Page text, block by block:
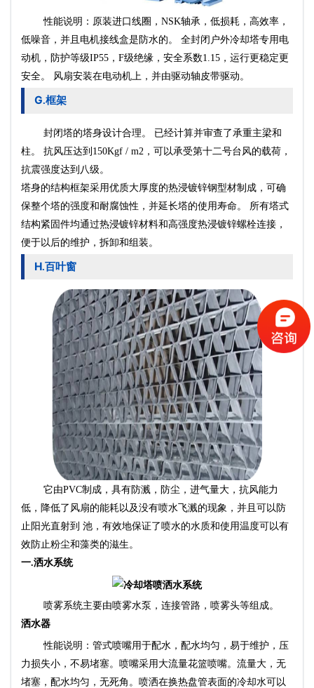
性能说明：原装进口线圈，NSK轴承，低损耗，高效率，
低噪音，并且电机接线盒是防水的。 全封闭户外冷却塔专用 电
动机 ，防护等级IP55，F级绝缘，安全系数1.15，运行更稳定更
安全。 风扇安装在电动机上，并由驱动轴皮带驱动。
G.框架
封闭塔的塔身设计合理。 已经计算并审查了承重主梁和
柱。 抗风压达到150Kgf / m2，可以承受第十二号台风的载荷，
抗震强度达到八级。
塔身的结构框架采用优质大厚度的热浸镀锌钢型材制成，可确
保整个塔的强度和耐腐蚀性，并延长塔的使用寿命。 所有塔式
结构紧固件均通过热浸镀锌材料和高强度热浸镀锌螺栓连接，
便于以后的维护，拆卸和组装。
H.百叶窗
它由PVC制成，具有防溅，防尘，进气量大，抗风能力
低，降低了风扇的能耗以及没有喷水飞溅的现象，并且可以防
止阳光直射到 池，有效地保证了喷水的水质和使用温度可以有
效防止粉尘和藻类的滋生。
一.洒水系统
喷雾系统主要由喷雾水泵 ，连接管路，喷雾头等组成。
洒水器
性能说明：管式喷嘴用于配水，配水均匀，易于维护，压
力损失小，不易堵塞。喷嘴采用大流量花篮喷嘴。流量大，无
堵塞，配水均匀，无死角。喷洒在换热盘管表面的冷却水可以